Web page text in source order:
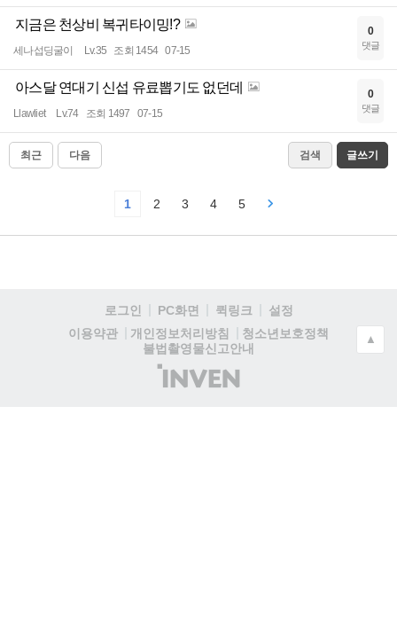
지금은 천상비 복귀타이밍!?
세나섭딩굴이 Lv.35 조회 1454 07-15
0
댓글
아스달 연대기 신섭 유료뽑기도 없던데
Llawliet Lv.74 조회 1497 07-15
0
댓글
최근 다음 검색 글쓰기
1 2 3 4 5
로그인 PC화면 퀵링크
설정
이용약관
개인정보처리방침
청소년보호정책
불법촬영물신고안내
(주)
인
▲